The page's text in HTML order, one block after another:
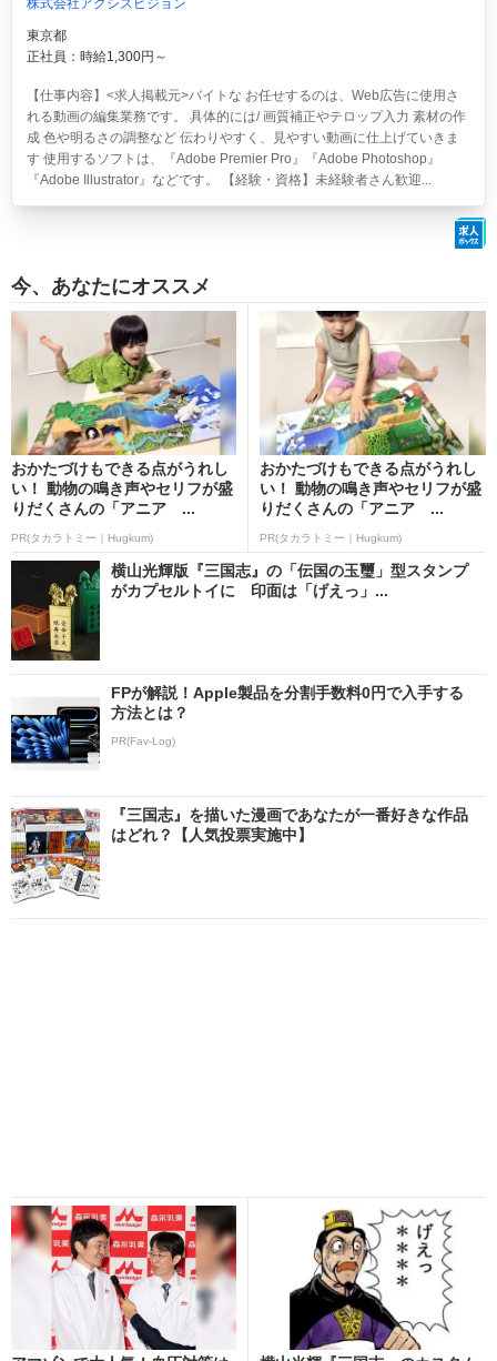
株式会社アクシスビジョン
東京都
正社員：時給1,300円～
【仕事内容】<求人掲載元>バイトな お任せするのは、Web広告に使用さ
れる動画の編集業務です。 具体的には/ 画質補正やテロップ入力 素材の作
成 色や明るさの調整など 伝わりやすく、見やすい動画に仕上げていきま
す 使用するソフトは、『Adobe Premier Pro』『Adobe Photoshop』
『Adobe Illustrator』などです。 【経験・資格】未経験者さん歓迎...
今、あなたにオススメ
おかたづけもできる点がうれし
い！ 動物の鳴き声やセリフが盛
りだくさんの「アニア ...
PR(タカラトミー｜Hugkum)
おかたづけもできる点がうれし
い！ 動物の鳴き声やセリフが盛
りだくさんの「アニア ...
PR(タカラトミー｜Hugkum)
横山光輝版『三国志』の「伝国の玉璽」型スタンプ
がカプセルトイに 印面は「げえっ」...
FPが解説！Apple製品を分割手数料0円で入手する
方法とは？
PR(Fav-Log)
『三国志』を描いた漫画であなたが一番好きな作品
はどれ？【人気投票実施中】